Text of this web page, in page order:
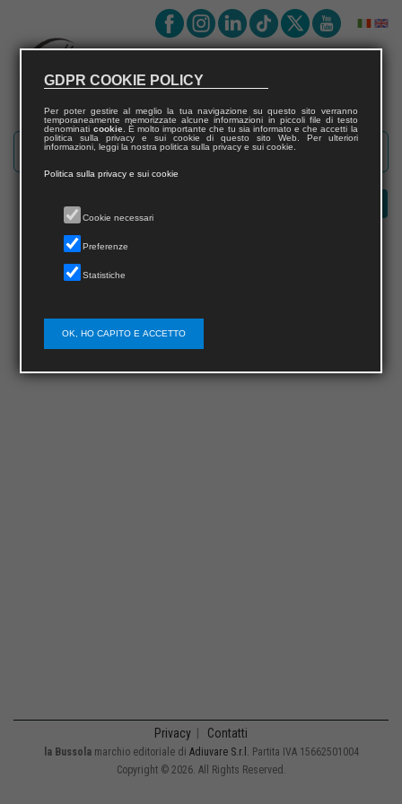
This page doesn't exist
Privacy Contatti
la Bussolamarchio editoriale di Adiuvare S.r.l. Partita IVA 15662501004
Copyright © 2026. All Rights Reserved.
GDPR COOKIE POLICY
Per poter gestire al meglio la tua navigazione su questo sito verranno
temporaneamente memorizzate alcune informazioni in piccoli file di testo
denominati cookie. È molto importante che tu sia informato e che accetti la
politica sulla privacy e sui cookie di questo sito Web. Per ulteriori
informazioni, leggi la nostra politica sulla privacy e sui cookie.
Politica sulla privacy e sui cookie
Cookie necessari
Preferenze
Statistiche
OK, HO CAPITO E ACCETTO